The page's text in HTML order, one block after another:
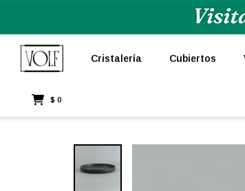
Cristalería Cubiertos
$ 0